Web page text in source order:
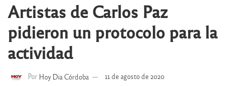
Artistas de Carlos Paz
pidieron un protocolo para la
actividad
Por Hoy Dia Córdoba 11 de agosto de 2020